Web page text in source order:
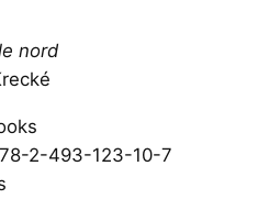
nord
2-493-123-10-7